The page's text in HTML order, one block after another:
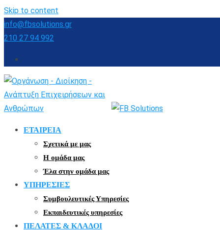
Skip to content
info@fbsolutions.gr
210 27 94 992
ΕΤΑΙΡΕΙΑ
Σχετικά με μας
Η ομάδα μας
Έλα στην ομάδα μας
ΥΠΗΡΕΣΙΕΣ
Συμβουλευτικές Υπηρεσίες
Εκπαιδευτικές υπηρεσίες
ΠΕΛΑΤΕΣ & ΚΛΑΔΟΙ